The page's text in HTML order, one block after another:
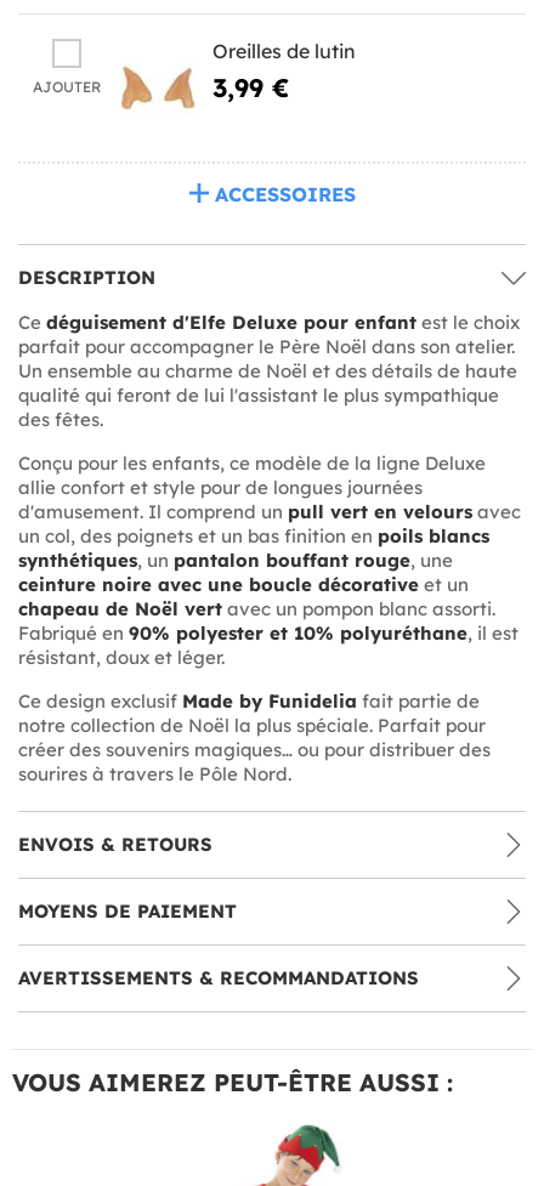
AJOUTER
Oreilles de lutin
3,99 €
ACCESSOIRES
DESCRIPTION
Ce déguisement d'Elfe Deluxe pour enfant est le choix
parfait pour accompagner le Père Noël dans son atelier.
Un ensemble au charme de Noël et des détails de haute
qualité qui feront de lui l'assistant le plus sympathique
des fêtes.
Conçu pour les enfants, ce modèle de la ligne Deluxe
allie confort et style pour de longues journées
d'amusement. Il comprend un pull vert en velours avec
un col, des poignets et un bas finition en poils blancs
synthétiques, un pantalon bouffant rouge, une
ceinture noire avec une boucle décorative et un
chapeau de Noël vert avec un pompon blanc assorti.
Fabriqué en 90% polyester et 10% polyuréthane, il est
résistant, doux et léger.
Ce design exclusif Made by Funidelia fait partie de
notre collection de Noël la plus spéciale. Parfait pour
créer des souvenirs magiques… ou pour distribuer des
sourires à travers le Pôle Nord.
ENVOIS & RETOURS
MOYENS DE PAIEMENT
AVERTISSEMENTS & RECOMMANDATIONS
VOUS AIMEREZ PEUT-ÊTRE AUSSI :